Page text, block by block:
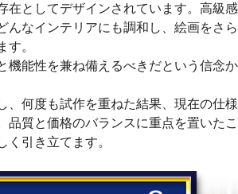
在としてデザインされています。高級感
んなインテリアにも調和し、絵画をさら
す。
機能性を兼ね備えるべきだという信念か
、何度も試作を重ねた結果、現在の仕様
品質と価格のバランスに重点を置いたこ
く引き立てます。